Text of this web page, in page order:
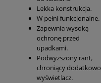
Lekka konstrukcja.
W pełni funkcjonalne.
Zapewnia wysoką
ochronę przed
upadkami.
Podwyższony rant,
chroniący dodatkowo
wyświetlacz.